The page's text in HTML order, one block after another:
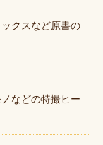
クスなど原書の
などの特撮ヒー